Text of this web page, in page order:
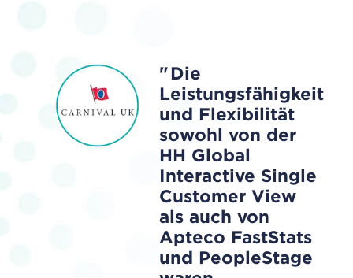
Die
Leistungsfähigkeit
und Flexibilität
sowohl von der
HH Global
Interactive Single
Customer View
als auch von
Apteco FastStats
und PeopleStage